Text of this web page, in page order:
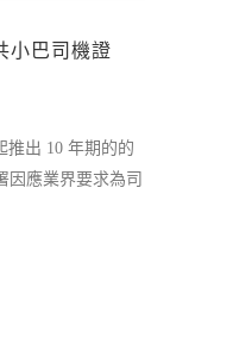
小巴司機證
推出 10 年期的的
因應業界要求為司